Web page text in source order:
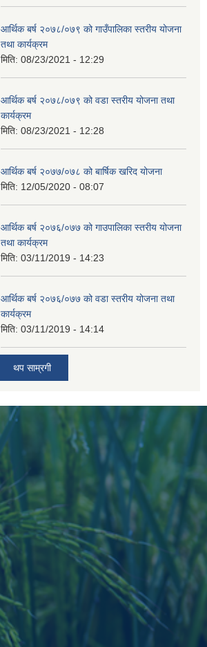
आर्थिक बर्ष २०७८/०७९ को गाउँपालिका स्तरीय योजना
तथा कार्यक्रम
मिति: 08/23/2021 - 12:29
आर्थिक बर्ष २०७८/०७९ को वडा स्तरीय योजना तथा
कार्यक्रम
मिति: 08/23/2021 - 12:28
आर्थिक बर्ष २०७७/०७८ को बार्षिक खरिद योजना
मिति: 12/05/2020 - 08:07
आर्थिक बर्ष २०७६/०७७ को गाउपालिका स्तरीय योजना
तथा कार्यक्रम
मिति: 03/11/2019 - 14:23
आर्थिक बर्ष २०७६/०७७ को वडा स्तरीय योजना तथा
कार्यक्रम
मिति: 03/11/2019 - 14:14
थप साम्रगी